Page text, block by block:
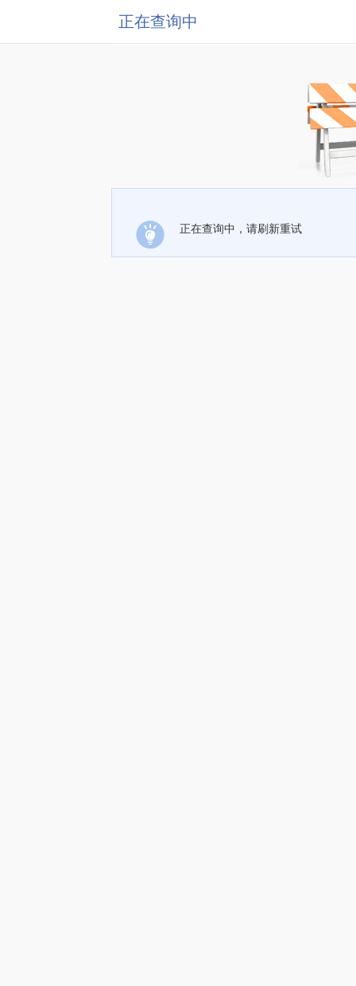
正在查询中
正在查询中，请刷新重试